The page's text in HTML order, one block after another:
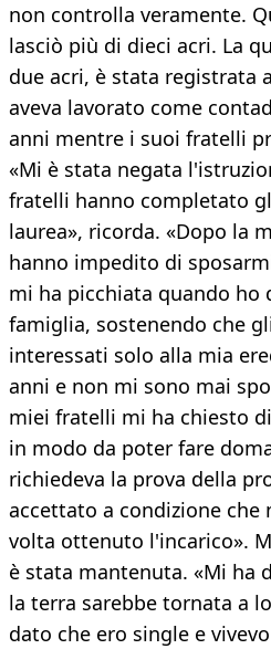
non controlla veramente.
lasciò più di dieci acri. La
due acri, è stata registrata
aveva lavorato come
anni mentre i suoi fratelli
«Mi è stata negata
fratelli hanno completato
laurea», ricorda. «Dopo la
hanno impedito di
mi ha picchiata quando ho
famiglia, sostenendo che
interessati solo alla mia
anni e non mi sono mai
miei fratelli mi ha chiesto
in modo da poter fare
richiedeva la prova della
accettato a condizione che
volta ottenuto l'incarico».
è stata mantenuta. «Mi ha
la terra sarebbe tornata a
dato che ero single e